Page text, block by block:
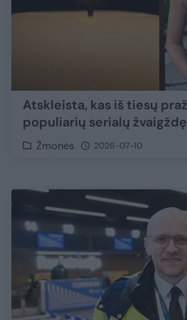
Atskleista, kas iš tiesų
populiarių serialų žvaigždę
Žmonės 2026-07-10